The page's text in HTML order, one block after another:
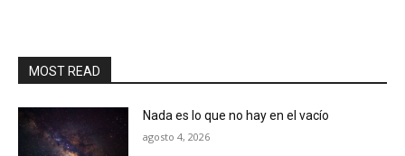
MOST READ
Nada es lo que no hay en el vacío
agosto 4, 2026